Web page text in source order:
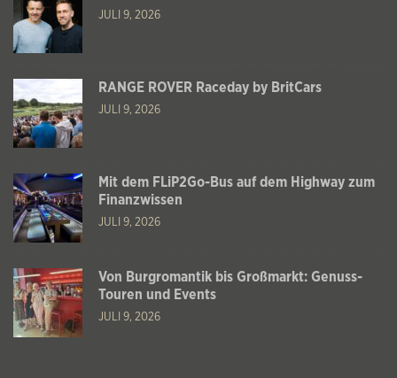
JULI 9, 2026
RANGE ROVER Raceday by BritCars
JULI 9, 2026
Mit dem FLiP2Go-Bus auf dem Highway zum
Finanzwissen
JULI 9, 2026
Von Burgromantik bis Großmarkt: Genuss-
Touren und Events
JULI 9, 2026